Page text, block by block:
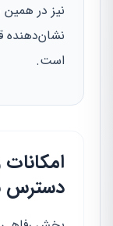
نیز در
نشان‌دهنده
است.
دسترس